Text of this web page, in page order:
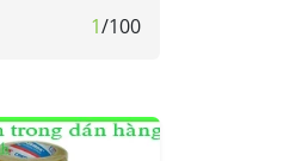
1/100